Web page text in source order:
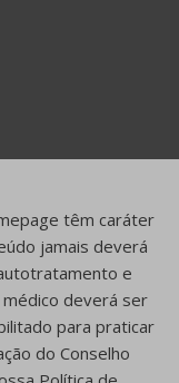
têm caráter
jamais deverá
e
médico deverá ser
para praticar
do Conselho